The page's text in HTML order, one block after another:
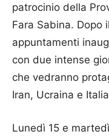
patrocinio della
Fara Sabina. Dopo
appuntamenti
con due intense
che vedranno
Iran, Ucraina e
Lunedì 15 e